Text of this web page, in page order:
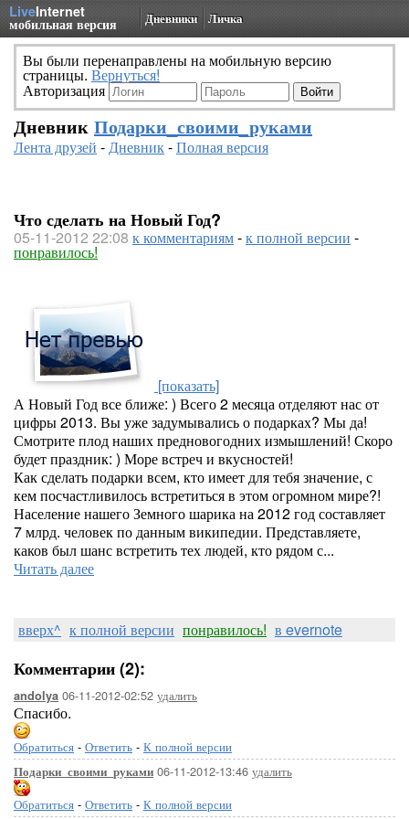
LiveInternet
мобильная версия Дневники Личка
Вы были перенаправлены на мобильную версию
страницы. Вернуться!
Авторизация
Дневник Подарки_своими_руками
Лента друзей -Дневник-Полная версия
Что сделать на Новый Год?
05-11-2012 22:08 к комментариям-к полной версии -
понравилось!
[показать]
А Новый Год все ближе: ) Всего 2 месяца отделяют нас от
цифры 2013. Вы уже задумывались о подарках? Мы да!
Смотрите плод наших предновогодних измышлений! Скоро
будет праздник: ) Море встреч и вкусностей!
Как сделать подарки всем, кто имеет для тебя значение, с
кем посчастливилось встретиться в этом огромном мире?!
Население нашего Земного шарика на 2012 год составляет
7 млрд. человек по данным википедии. Представляете,
каков был шанс встретить тех людей, кто рядом с...
Читать далее
вверх^ к полной версии понравилось! в evernote
Комментарии (2):
andolya 06-11-2012-02:52 удалить
Спасибо.
Обратиться - Ответить - К полной версии
Подарки_своими_руками 06-11-2012-13:46 удалить
Обратиться - Ответить - К полной версии